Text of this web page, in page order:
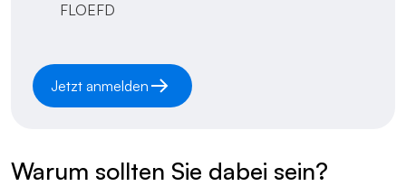
FLOEFD
Jetzt anmelden
Warum sollten Sie dabei sein?